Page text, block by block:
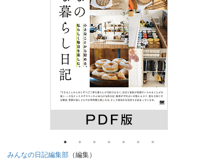
みんなの日記編集部 （編集）